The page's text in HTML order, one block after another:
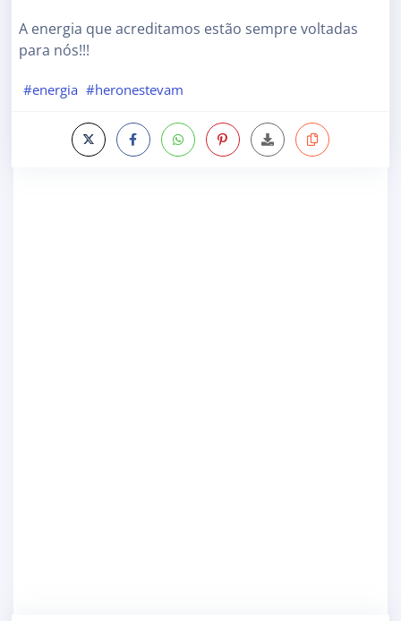
A energia que acreditamos estão sempre voltadas
para nós!!!
#energia #heronestevam